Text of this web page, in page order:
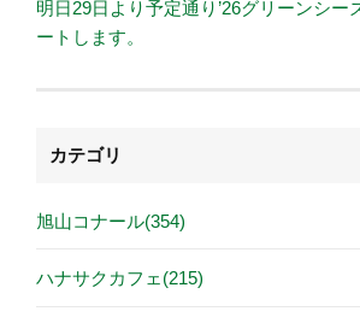
明日29日より予定通り’26グリーンシー
ートします。
カテゴリ
旭山コナール(354)
ハナサクカフェ(215)